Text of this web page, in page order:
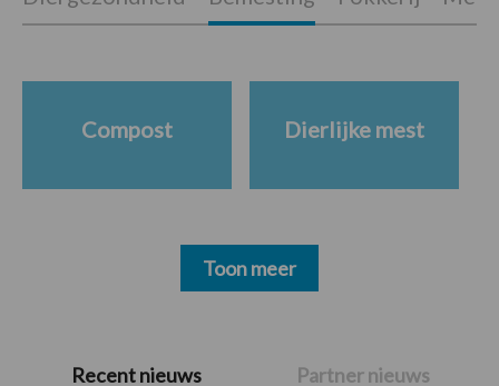
PrimaireRecent nieuws Partner nieuws
Compost Dierlijke mest
Toon meer